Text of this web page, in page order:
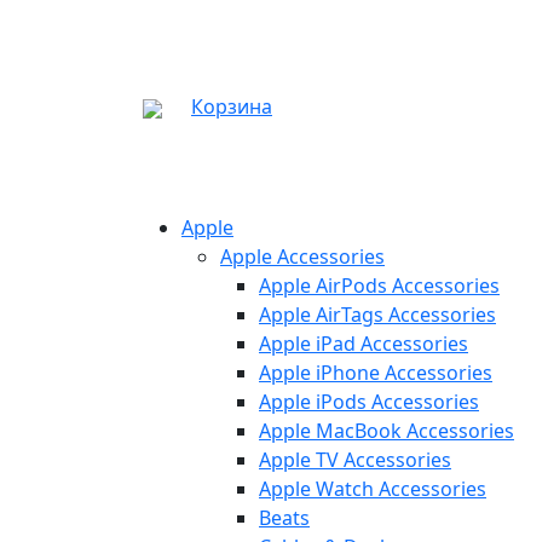
Корзина
Apple
Apple Accessories
Apple AirPods Accessories
Apple AirTags Accessories
Apple iPad Accessories
Apple iPhone Accessories
Apple iPods Accessories
Apple MacBook Accessories
Apple TV Accessories
Apple Watch Accessories
Beats